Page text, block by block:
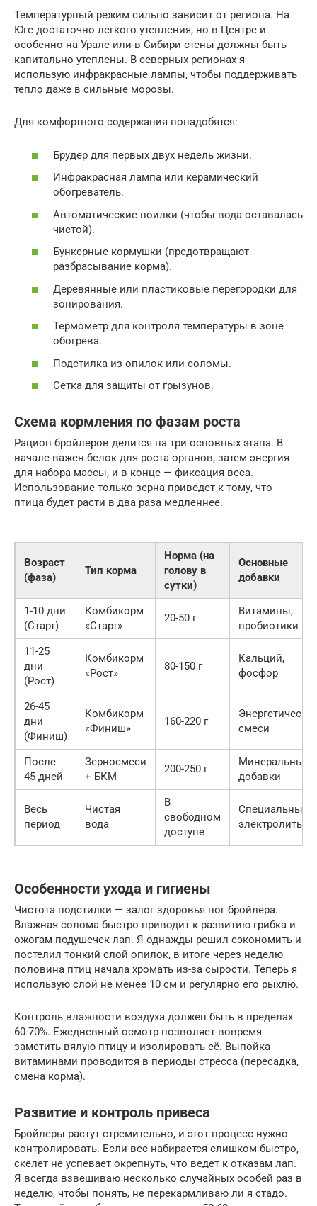
Температурный режим сильно зависит от региона. На
Юге достаточно легкого утепления, но в Центре и
особенно на Урале или в Сибири стены должны быть
капитально утеплены. В северных регионах я
использую инфракрасные лампы, чтобы поддерживать
тепло даже в сильные морозы.
Для комфортного содержания понадобятся:
Брудер для первых двух недель жизни.
Инфракрасная лампа или керамический
обогреватель.
Автоматические поилки (чтобы вода оставалась
чистой).
Бункерные кормушки (предотвращают
разбрасывание корма).
Деревянные или пластиковые перегородки для
зонирования.
Термометр для контроля температуры в зоне
обогрева.
Подстилка из опилок или соломы.
Сетка для защиты от грызунов.
Схема кормления по фазам роста
Рацион бройлеров делится на три основных этапа. В
начале важен белок для роста органов, затем энергия
для набора массы, и в конце — фиксация веса.
Использование только зерна приведет к тому, что
птица будет расти в два раза медленнее.
Возраст
(фаза)
Тип корма
Норма (на
голову в
сутки)
Основные
добавки
1-10 дни
(Старт)
Комбикорм
«Старт»
20-50 г
Витамины,
пробиотики
11-25
дни
(Рост)
Комбикорм
«Рост»
80-150 г
Кальций,
фосфор
26-45
дни
(Финиш)
Комбикорм
«Финиш»
160-220 г
смеси
После
45 дней
Зерносмеси
+ БКМ
200-250 г
Минеральные
добавки
Весь
период
Чистая
вода
В
свободном
доступе
Специальные
электролиты
Особенности ухода и гигиены
Чистота подстилки — залог здоровья ног бройлера.
Влажная солома быстро приводит к развитию грибка и
ожогам подушечек лап. Я однажды решил сэкономить и
постелил тонкий слой опилок, в итоге через неделю
половина птиц начала хромать из-за сырости. Теперь я
использую слой не менее 10 см и регулярно его рыхлю.
Контроль влажности воздуха должен быть в пределах
60-70%. Ежедневный осмотр позволяет вовремя
заметить вялую птицу и изолировать её. Выпойка
витаминами проводится в периоды стресса (пересадка,
смена корма).
Развитие и контроль привеса
Бройлеры растут стремительно, и этот процесс нужно
контролировать. Если вес набирается слишком быстро,
скелет не успевает окрепнуть, что ведет к отказам лап.
Я всегда взвешиваю несколько случайных особей раз в
неделю, чтобы понять, не перекармливаю ли я стадо.